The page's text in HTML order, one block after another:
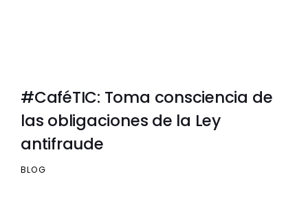
#CaféTIC: Toma consciencia de
las obligaciones de la Ley
antifraude
BLOG